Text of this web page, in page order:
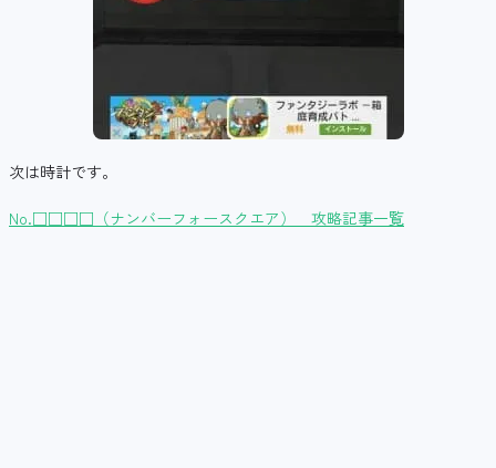
次は時計です。
No.□□□□（ナンバーフォースクエア） 攻略記事一覧